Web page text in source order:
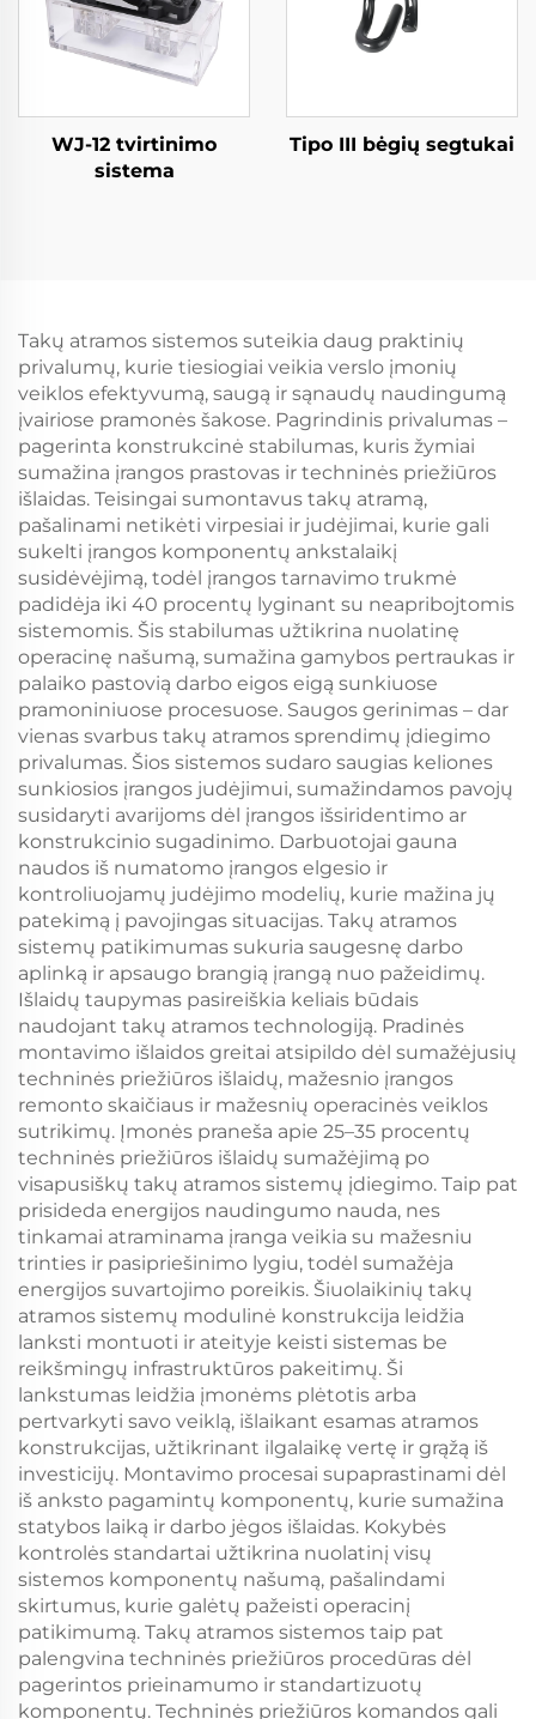
WJ-12 tvirtinimo
sistema
Tipo III bėgių segtukai
Takų atramos sistemos suteikia daug praktinių
privalumų, kurie tiesiogiai veikia verslo įmonių
veiklos efektyvumą, saugą ir sąnaudų naudingumą
įvairiose pramonės šakose. Pagrindinis privalumas –
pagerinta konstrukcinė stabilumas, kuris žymiai
sumažina įrangos prastovas ir techninės priežiūros
išlaidas. Teisingai sumontavus takų atramą,
pašalinami netikėti virpesiai ir judėjimai, kurie gali
sukelti įrangos komponentų ankstalaikį
susidėvėjimą, todėl įrangos tarnavimo trukmė
padidėja iki 40 procentų lyginant su neapribojtomis
sistemomis. Šis stabilumas užtikrina nuolatinę
operacinę našumą, sumažina gamybos pertraukas ir
palaiko pastovią darbo eigos eigą sunkiuose
pramoniniuose procesuose. Saugos gerinimas – dar
vienas svarbus takų atramos sprendimų įdiegimo
privalumas. Šios sistemos sudaro saugias keliones
sunkiosios įrangos judėjimui, sumažindamos pavojų
susidaryti avarijoms dėl įrangos išsiridentimo ar
konstrukcinio sugadinimo. Darbuotojai gauna
naudos iš numatomo įrangos elgesio ir
kontroliuojamų judėjimo modelių, kurie mažina jų
patekimą į pavojingas situacijas. Takų atramos
sistemų patikimumas sukuria saugesnę darbo
aplinką ir apsaugo brangią įrangą nuo pažeidimų.
Išlaidų taupymas pasireiškia keliais būdais
naudojant takų atramos technologiją. Pradinės
montavimo išlaidos greitai atsipildo dėl sumažėjusių
techninės priežiūros išlaidų, mažesnio įrangos
remonto skaičiaus ir mažesnių operacinės veiklos
sutrikimų. Įmonės praneša apie 25–35 procentų
techninės priežiūros išlaidų sumažėjimą po
visapusiškų takų atramos sistemų įdiegimo. Taip pat
prisideda energijos naudingumo nauda, nes
tinkamai atraminama įranga veikia su mažesniu
trinties ir pasipriešinimo lygiu, todėl sumažėja
energijos suvartojimo poreikis. Šiuolaikinių takų
atramos sistemų modulinė konstrukcija leidžia
lanksti montuoti ir ateityje keisti sistemas be
reikšmingų infrastruktūros pakeitimų. Ši
lankstumas leidžia įmonėms plėtotis arba
pertvarkyti savo veiklą, išlaikant esamas atramos
konstrukcijas, užtikrinant ilgalaikę vertę ir grąžą iš
investicijų. Montavimo procesai supaprastinami dėl
iš anksto pagamintų komponentų, kurie sumažina
statybos laiką ir darbo jėgos išlaidas. Kokybės
kontrolės standartai užtikrina nuolatinį visų
sistemos komponentų našumą, pašalindami
skirtumus, kurie galėtų pažeisti operacinį
patikimumą. Takų atramos sistemos taip pat
palengvina techninės priežiūros procedūras dėl
pagerintos prieinamumo ir standartizuotų
komponentų. Techninės priežiūros komandos gali